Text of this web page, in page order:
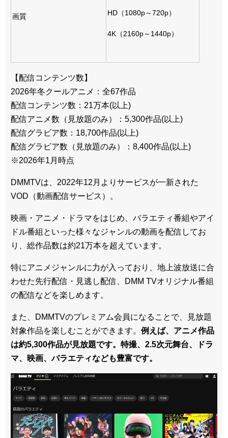
画質 HD（1080p～720p）
4K（2160p～1440p）
【配信コンテンツ数】
2026年冬クールアニメ：全67作品
配信コンテンツ数：21万本(以上)
配信アニメ数（見放題のみ）：5,300作品(以上)
配信グラビア数：18,700作品(以上)
配信グラビア数（見放題のみ）：8,400作品(以上)
※2026年1月時点
DMMTVは、2022年12月よりサービスが一新された
VOD（動画配信サービス）。
映画・アニメ・ドラマをはじめ、バラエティ番組やアイ
ドル番組といった様々なジャンルの動画を配信してお
り、総作品数は約21万本を超えています。
特にアニメジャンルに力が入っており、地上波放送に合
わせた先行配信・見逃し配信、DMM TVオリジナル番組
の配信などを楽しめます。
また、DMMTVのプレミアム会員になることで、見放題
対象作品を楽しむことができます。 例えば、アニメ作品
は約5,300作品が見放題です。特撮、2.5次元舞台、ドラ
マ、映画、バラエティなども豊富です。